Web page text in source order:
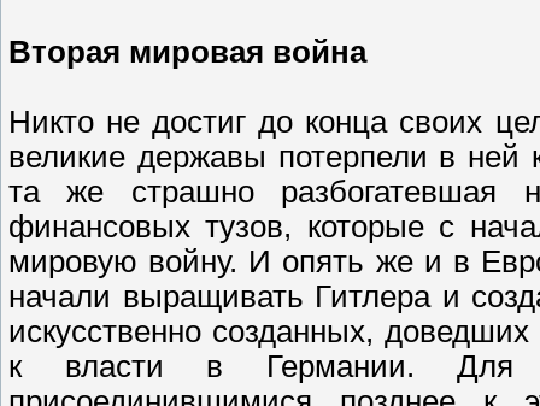
Вторая мировая война
Никто не достиг до конца своих
великие державы потерпели в
та же страшно разбогатевшая
финансовых тузов, которые с
мировую войну. И опять же и в
начали выращивать Гитлера и
искусственно созданных,
к власти в Германии. Для